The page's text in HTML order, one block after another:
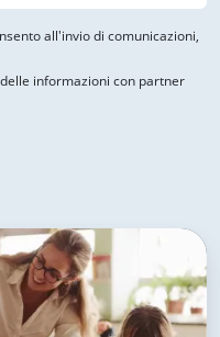
all'invio di comunicazioni,
informazioni con partner